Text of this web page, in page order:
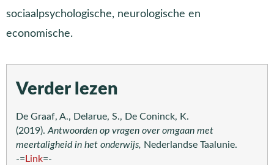
sociaalpsychologische, neurologische en
economische.
Verder lezen
De Graaf, A., Delarue, S., De Coninck, K.
(2019). Antwoorden op vragen over omgaan met
meertaligheid in het onderwijs, Nederlandse Taalunie.
-= Link=-